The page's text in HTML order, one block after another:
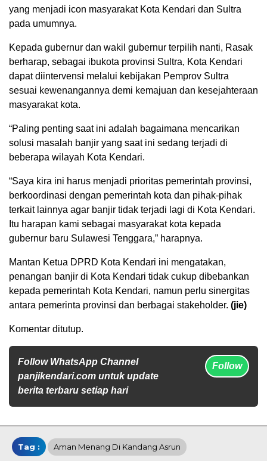
yang menjadi icon masyarakat Kota Kendari dan Sultra
pada umumnya.
Kepada gubernur dan wakil gubernur terpilih nanti, Rasak
berharap, sebagai ibukota provinsi Sultra, Kota Kendari
dapat diintervensi melalui kebijakan Pemprov Sultra
sesuai kewenangannya demi kemajuan dan kesejahteraan
masyarakat kota.
“Paling penting saat ini adalah bagaimana mencarikan
solusi masalah banjir yang saat ini sedang terjadi di
beberapa wilayah Kota Kendari.
“Saya kira ini harus menjadi prioritas pemerintah provinsi,
berkoordinasi dengan pemerintah kota dan pihak-pihak
terkait lainnya agar banjir tidak terjadi lagi di Kota Kendari.
Itu harapan kami sebagai masyarakat kota kepada
gubernur baru Sulawesi Tenggara,” harapnya.
Mantan Ketua DPRD Kota Kendari ini mengatakan,
penangan banjir di Kota Kendari tidak cukup dibebankan
kepada pemerintah Kota Kendari, namun perlu sinergitas
antara pemerinta provinsi dan berbagai stakeholder. (jie)
Komentar ditutup.
Follow WhatsApp Channel
panjikendari.com untuk update
berita terbaru setiap hari
Follow
Tag : Aman Menang Di Kandang Asrun